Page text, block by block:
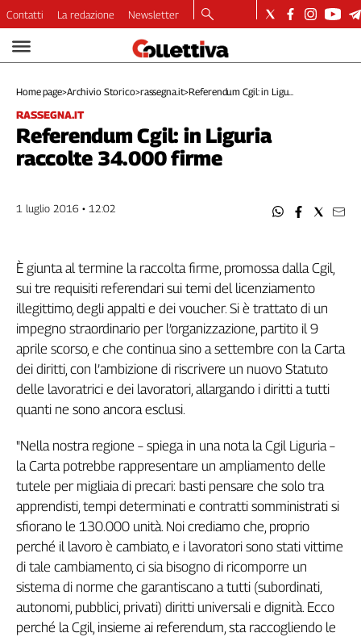
Video
Dirette
Longform
Copertine
Economia
Ambiente
Italia
Internazionale
Culture
Categorie
Filcams
Filctem
Fillea
Fiom
Flc
Nidil
Slc
Spi
Inca
Contatti La redazione Newsletter
Home page>Archivio Storico>rassegna.it>Referendum Cgil: in Ligu...
RASSEGNA.IT
Referendum Cgil: in Liguria
raccolte 34.000 firme
1 luglio 2016 • 12:02
È giunta al termine la raccolta firme, promossa dalla Cgil,
sui tre requisiti referendari sui temi del licenziamento
illegittimo, degli appalti e dei voucher. Si è trattato di un
impegno straordinario per l’organizzazione, partito il 9
aprile scorso, e che continua sino a settembre con la Carta
dei diritti, con l’ambizione di riscrivere un nuovo Statuto
delle lavoratrici e dei lavoratori, allargando i diritti a tutti
quanti ne sono ancora esclusi.
"Nella nostra regione – spiega in una nota la Cgil Liguria –
la Carta potrebbe rappresentare un ampliamento delle
tutele per migliaia di precari: basti pensare che solo tra
apprendisti, tempi determinati e contratti somministrati si
sfiorano le 130.000 unità. Noi crediamo che, proprio
perché il lavoro è cambiato, e i lavoratori sono stati vittime
di tale cambiamento, ci sia bisogno di ricomporre un
sistema di norme che garantiscano a tutti (subordinati,
autonomi, pubblici, privati) diritti universali e dignità. Ecco
perché la Cgil, insieme ai referendum, sta raccogliendo le